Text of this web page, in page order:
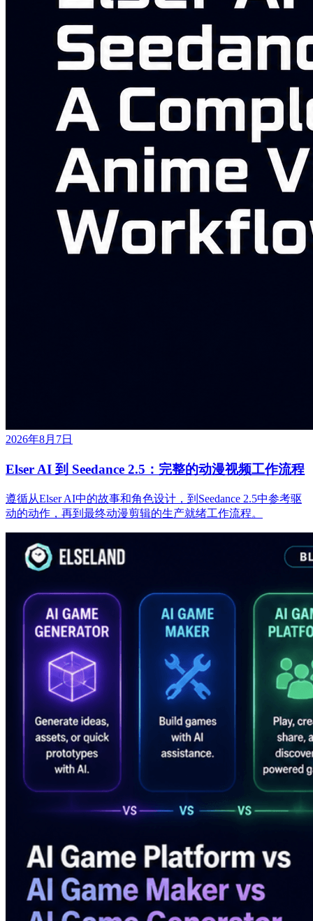
2026年8月7日
Elser AI 到 Seedance 2.5：完整的动漫视频工作流程
遵循从Elser AI中的故事和角色设计，到Seedance 2.5中参考驱
动的动作，再到最终动漫剪辑的生产就绪工作流程。